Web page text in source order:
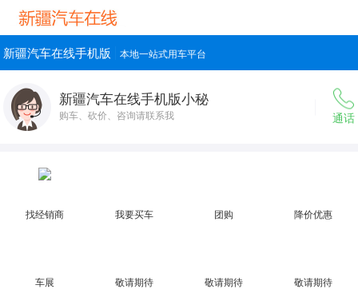
新疆汽车在线手机版 本地一站式用车平台
新疆汽车在线手机版小秘
购车、砍价、咨询请联系我 通话
找经销商 我要买车 团购 降价优惠
车展 敬请期待 敬请期待 敬请期待